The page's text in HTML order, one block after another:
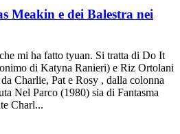
Meakin e dei Balestra nei
mi ha fatto tyuan. Si tratta di Do It
di Katyna Ranieri) e Riz Ortolani
Charlie, Pat e Rosy , dalla colonna
Nel Parco (1980) sia di Fantasma
Charl...